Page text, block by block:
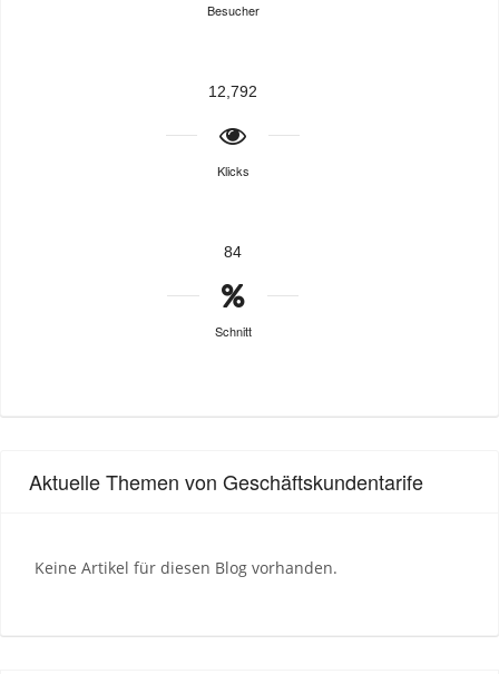
Besucher
12,792
Klicks
84
Schnitt
Aktuelle Themen von Geschäftskundentarife
Keine Artikel für diesen Blog vorhanden.